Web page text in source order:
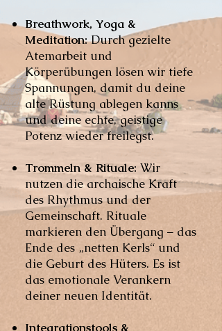
Breathwork, Yoga &
Meditation:Durch gezielte
Atemarbeit und
Körperübungen lösen wir tiefe
Spannungen, damit du deine
alte Rüstung ablegen kanns
und deine echte, geistige
Potenz wieder freilegst.
Trommeln & Rituale: Wir
nutzen die archaische Kraft
des Rhythmus und der
Gemeinschaft. Rituale
markieren den Übergang – das
Ende des „netten Kerls“ und
die Geburt des Hüters. Es ist
das emotionale Verankern
deiner neuen Identität.
Integrationstools &